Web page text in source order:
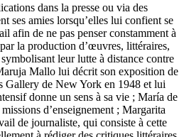
dans la presse ou via des
ses amies lorsqu’elles lui confient se
afin de ne pas penser constamment à
la production d’œuvres, littéraires,
leur lutte à distance contre
Mallo lui décrit son exposition de
Gallery de New York en 1948 et lui
donne un sens à sa vie ; María de
d’enseignement ; Margarita
de journaliste, qui consiste à cette